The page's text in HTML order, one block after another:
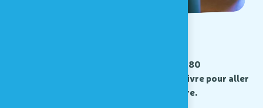
Une salle de 650 m² qui accueille plus de 80
expériences sensorielles à tester et à vivre pour aller
à la rencontre du monde qui nous entoure.